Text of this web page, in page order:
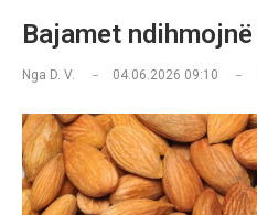
Bajamet
Nga D. V. 04.06.2026 09:10